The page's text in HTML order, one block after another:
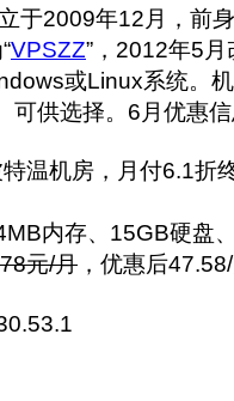
于2009年12月，前
VPSZZ”，2012年5
或Linux系统。
可供选择。6月优惠
温机房，月付6.1折
内存、15GB硬盘
元/月 ，优惠后